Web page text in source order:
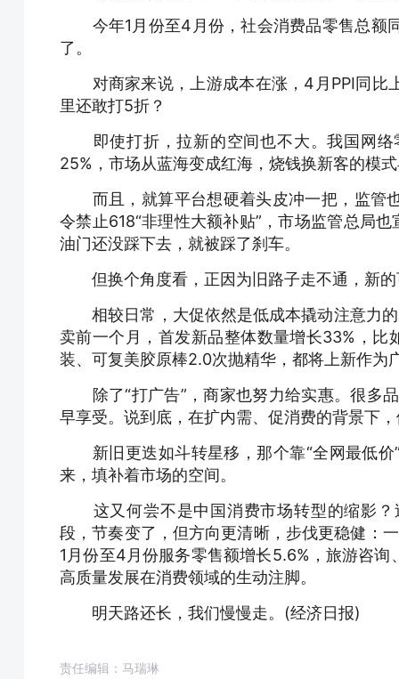
今年1月份至4月份，社会消费品零售总额
了。
对商家来说，上游成本在涨，4月PPI同比
里还敢打5折？
即使打折，拉新的空间也不大。我国网络
25%，市场从蓝海变成红海，烧钱换新客的模
而且，就算平台想硬着头皮冲一把，监管
令禁止618“非理性大额补贴”，市场监管总局
油门还没踩下去，就被踩了刹车。
但换个角度看，正因为旧路子走不通，新的
相较日常，大促依然是低成本撬动注意力的
卖前一个月，首发新品整体数量增长33%，
装、可复美胶原棒2.0次抛精华，都将上新作为
除了“打广告”，商家也努力给实惠。很多
早享受。说到底，在扩内需、促消费的背景下
新旧更迭如斗转星移，那个靠“全网最低价
来，填补着市场的空间。
这又何尝不是中国消费市场转型的缩影？
段，节奏变了，但方向更清晰，步伐更稳健：
1月份至4月份服务零售额增长5.6%，旅游咨
高质量发展在消费领域的生动注脚。
明天路还长，我们慢慢走。(经济日报)
责任编辑：马瑞琳